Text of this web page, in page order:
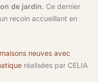
de jardin. Ce dernier
recoin accueillant en
neuves avec
réalisées par CELIA